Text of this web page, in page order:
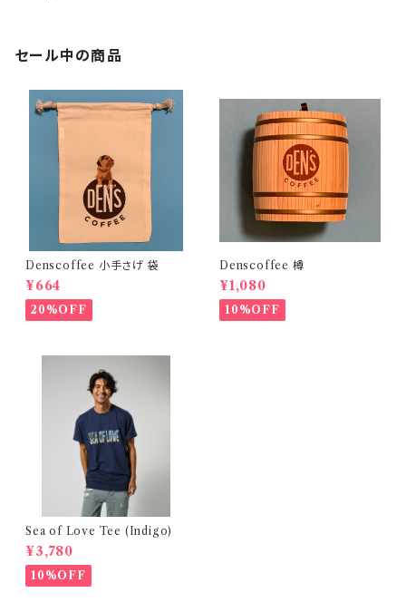
セール中の商品
Denscoffee 小手さげ 袋
¥664
20%OFF
Denscoffee 樽
¥1,080
10%OFF
Sea of Love Tee (Indigo)
¥3,780
10%OFF